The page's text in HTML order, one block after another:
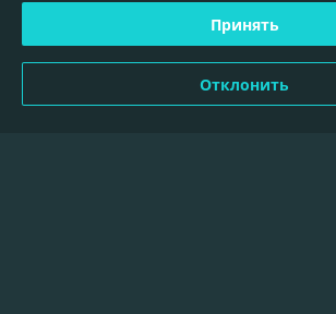
Сайт создан на платформе Deal.by
Принять
Отклонить